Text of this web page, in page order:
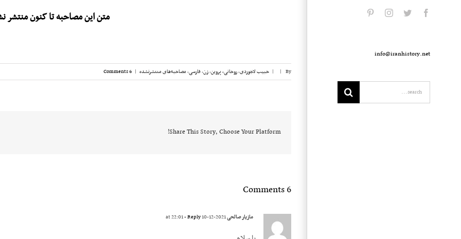
facebook
twitter
instagram
info@iranhistory.net
Search
for:
متن این مصاحبه تا کنون
By
|
| حبیب لاجوردی,روحانی، پروین,زن,فارسی,مصاحبه‌های منتشرنشده |
6 Comments
Share This Story, Choose Your Platform!
6 Comments
مازیار صالحی - Reply